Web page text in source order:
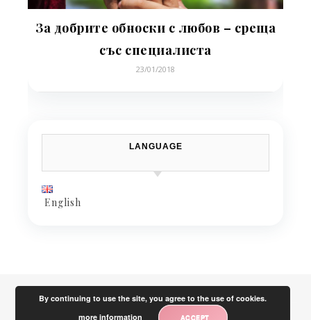
За добрите обноски с любов – среща
със специалиста
23/01/2018
LANGUAGE
English
By continuing to use the site, you agree to the use of cookies.
more information
ACCEPT